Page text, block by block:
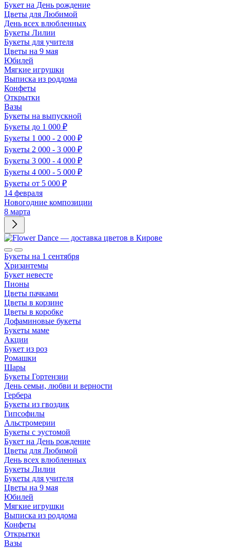
Букет на День рождение
Цветы для Любимой
День всех влюбленных
Букеты Лилии
Букеты для учителя
Цветы на 9 мая
Юбилей
Мягкие игрушки
Выписка из роддома
Конфеты
Открытки
Вазы
Букеты на выпускной
Букеты до 1 000 ₽
Букеты 1 000 - 2 000 ₽
Букеты 2 000 - 3 000 ₽
Букеты 3 000 - 4 000 ₽
Букеты 4 000 - 5 000 ₽
Букеты от 5 000 ₽
14 февраля
Новогодние композиции
8 марта
Букеты на 1 сентября
Хризантемы
Букет невесте
Пионы
Цветы пачками
Цветы в корзине
Цветы в коробке
Дофаминовые букеты
Букеты маме
Акции
Букет из роз
Ромашки
Шары
Букеты Гортензии
День семьи, любви и верности
Гербера
Букеты из гвоздик
Гипсофилы
Альстромерии
Букеты с эустомой
Букет на День рождение
Цветы для Любимой
День всех влюбленных
Букеты Лилии
Букеты для учителя
Цветы на 9 мая
Юбилей
Мягкие игрушки
Выписка из роддома
Конфеты
Открытки
Вазы